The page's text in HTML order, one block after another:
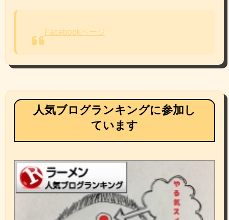
Facebookページ
人気ブログランキングに参加し
ています